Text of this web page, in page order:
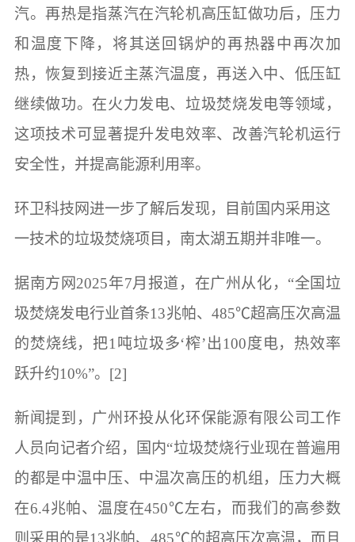
汽。再热是指蒸汽在汽轮机高压缸做功后，压力
和温度下降，将其送回锅炉的再热器中再次加
热，恢复到接近主蒸汽温度，再送入中、低压缸
继续做功。在火力发电、垃圾焚烧发电等领域，
这项技术可显著提升发电效率、改善汽轮机运行
安全性，并提高能源利用率。
环卫科技网进一步了解后发现，目前国内采用这
一技术的垃圾焚烧项目，南太湖五期并非唯一。
据南方网2025年7月报道，在广州从化，“全国垃
圾焚烧发电行业首条13兆帕、485℃超高压次高温
的焚烧线，把1吨垃圾多‘榨’出100度电，热效率
跃升约10%”。[2]
新闻提到，广州环投从化环保能源有限公司工作
人员向记者介绍，国内“垃圾焚烧行业现在普遍用
的都是中温中压、中温次高压的机组，压力大概
在6.4兆帕、温度在450℃左右，而我们的高参数
则采用的是13兆帕、485℃的超高压次高温，而且